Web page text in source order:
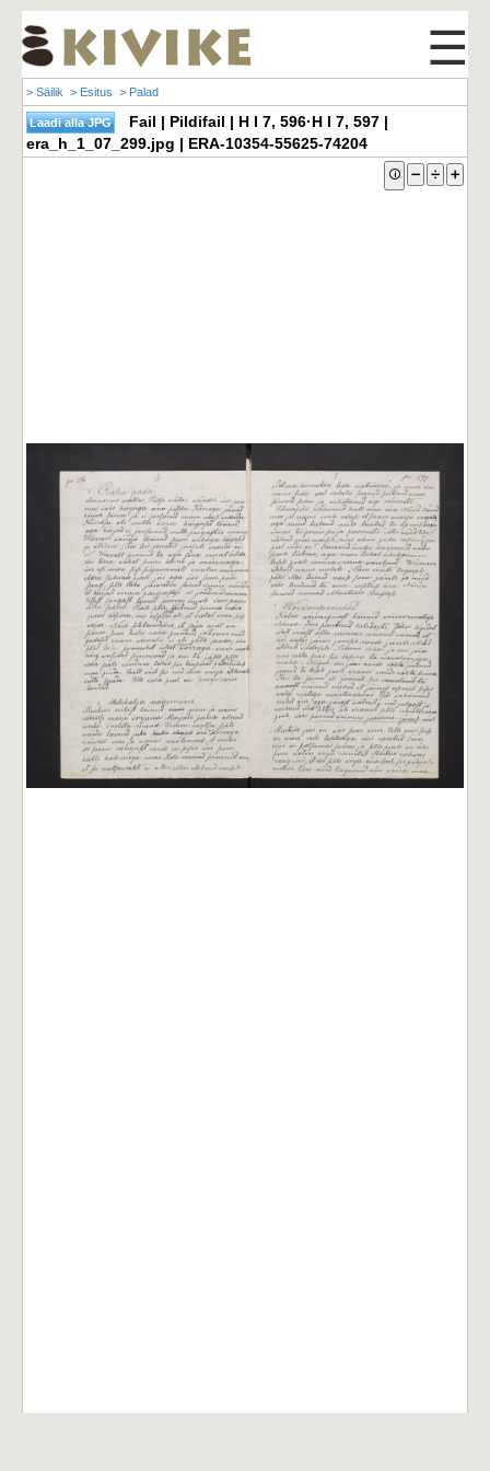
☰
> Säilik > Esitus > Palad
Fail | Pildifail | H I 7, 596·H I 7, 597 |
era_h_1_07_299.jpg | ERA-10354-55625-74204